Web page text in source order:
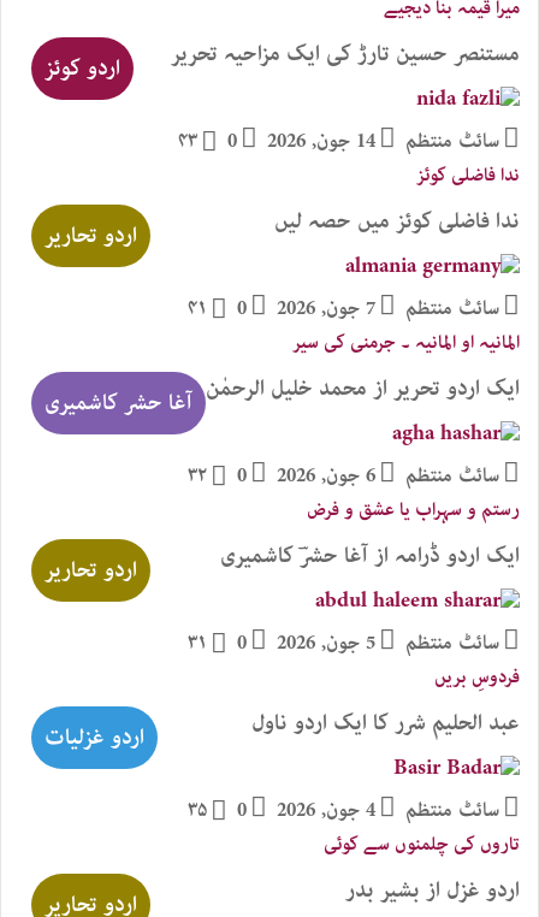
میرا قیمہ بنا دیجیے
مستنصر حسین تارڑ کی ایک مزاحیہ تحریر اردو کوئز
سائٹ منتظم 14 جون, 2026 0 ۴۳
ندا فاضلی کوئز
ندا فاضلی کوئز میں حصہ لیں اردو تحاریر
سائٹ منتظم 7 جون, 2026 0 ۴۱
المانیہ او المانیہ ۔ جرمنی کی سیر
ایک اردو تحریر از محمد خلیل الرحمٰن آغا حشر کاشمیری
سائٹ منتظم 6 جون, 2026 0 ۳۲
رستم و سہراب یا عشق و فرض
ایک اردو ڈرامہ از آغا حشرؔ کاشمیری اردو تحاریر
سائٹ منتظم 5 جون, 2026 0 ۳۱
فردوسِ بریں
عبد الحلیم شرر کا ایک اردو ناول اردو غزلیات
سائٹ منتظم 4 جون, 2026 0 ۳۵
تاروں کی چلمنوں سے کوئی
اردو غزل از بشیر بدر اردو تحاریر